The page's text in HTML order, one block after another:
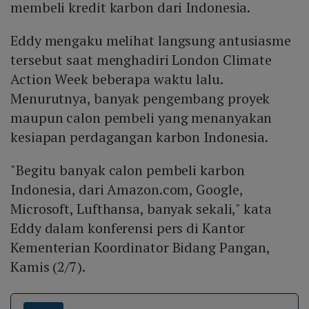
membeli kredit karbon dari Indonesia.
Eddy mengaku melihat langsung antusiasme
tersebut saat menghadiri London Climate
Action Week beberapa waktu lalu.
Menurutnya, banyak pengembang proyek
maupun calon pembeli yang menanyakan
kesiapan perdagangan karbon Indonesia.
"Begitu banyak calon pembeli karbon
Indonesia, dari Amazon.com, Google,
Microsoft, Lufthansa, banyak sekali," kata
Eddy dalam konferensi pers di Kantor
Kementerian Koordinator Bidang Pangan,
Kamis (2/7).